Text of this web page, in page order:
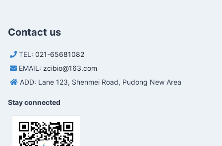
Contact us
TEL: 021-65681082
EMAIL: zcibio@163.com
ADD: Lane 123, Shenmei Road, Pudong New Area
Stay connected